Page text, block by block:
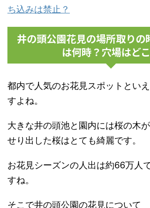
ち込みは禁止？
井の頭公園花見の場所取りの
は何時？穴場はど
都内で人気のお花見スポットとい
すよね。
大きな井の頭池と園内には桜の木
せり出した桜はとても綺麗です。
お花見シーズンの人出は約66万人
すね。
そこで井の頭公園の花見について